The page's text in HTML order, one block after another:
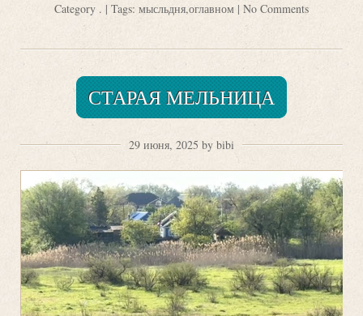
Category . | Tags: мысльдня,оглавном | No Comments
СТАРАЯ МЕЛЬНИЦА
29 июня, 2025 by bibi